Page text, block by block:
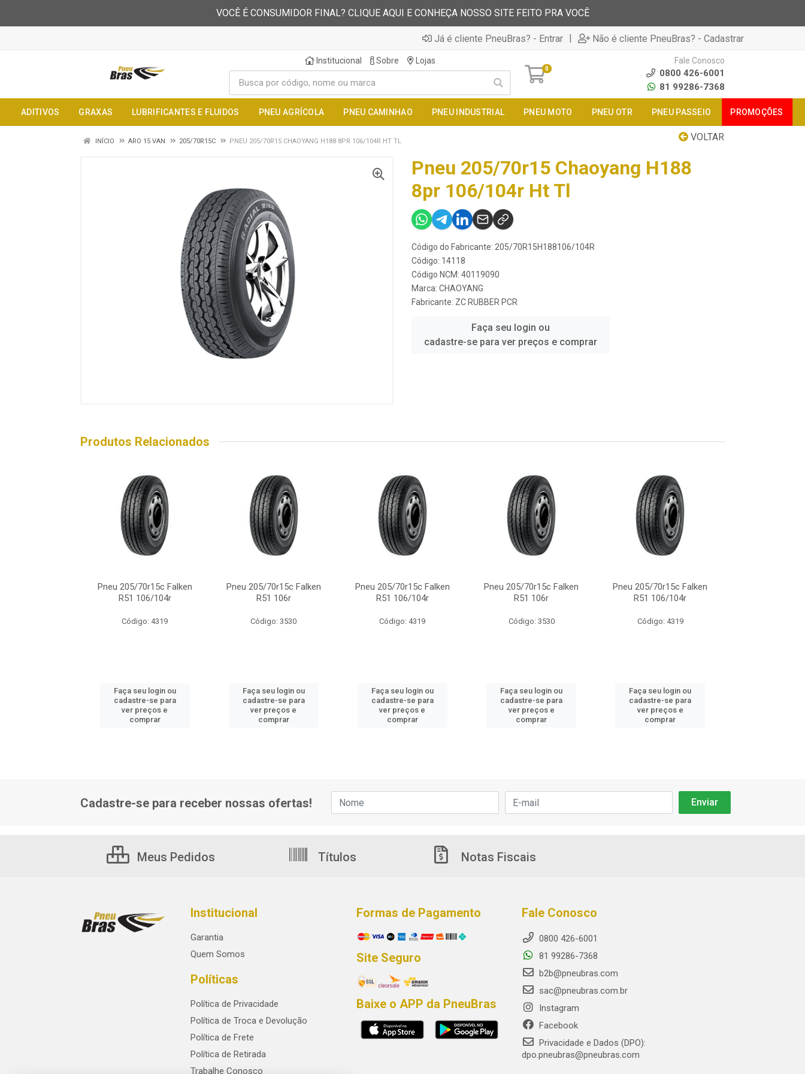
VOCÊ É CONSUMIDOR FINAL? CLIQUE AQUI E CONHEÇA NOSSO SITE FEITO PRA VOCÊ
Já é cliente PneuBras? - Entrar | Não é cliente PneuBras? - Cadastrar
Institucional Sobre Lojas
0
Fale Conosco
0800 426-6001
81 99286-7368
ADITIVOS GRAXAS LUBRIFICANTES E FLUIDOS PNEU AGRÍCOLA PNEU CAMINHAO PNEU INDUSTRIAL PNEU MOTO PNEU OTR PNEU PASSEIO PROMOÇÕES
VOLTAR
INÍCIO ARO 15 VAN 205/70R15C PNEU 205/70R15 CHAOYANG H188 8PR 106/104R HT TL
Pneu 205/70r15 Chaoyang H188
8pr 106/104r Ht Tl
Código do Fabricante: 205/70R15H188106/104R
Código: 14118
Código NCM: 40119090
Marca: CHAOYANG
Fabricante: ZC RUBBER PCR
Faça seu login ou
cadastre-se para ver preços e comprar
Produtos Relacionados
Pneu 205/70r15c Falken
R51 106/104r
Código: 4319
Faça seu login ou
cadastre-se para
ver preços e
comprar
Pneu 205/70r15c Falken
R51 106r
Código: 3530
Faça seu login ou
cadastre-se para
ver preços e
comprar
Pneu 205/70r15c Falken
R51 106/104r
Código: 4319
Faça seu login ou
cadastre-se para
ver preços e
comprar
Pneu 205/70r15c Falken
R51 106r
Código: 3530
Faça seu login ou
cadastre-se para
ver preços e
comprar
Pneu 205/70r15c Falken
R51 106/104r
Código: 4319
Faça seu login ou
cadastre-se para
ver preços e
comprar
Cadastre-se para receber nossas ofertas!
Meus Pedidos Títulos Notas Fiscais
Institucional
Garantia
Quem Somos
Políticas
Política de Privacidade
Política de Troca e Devolução
Política de Frete
Política de Retirada
Trabalhe Conosco
Formas de Pagamento
Site Seguro
Baixe o APP da PneuBras
Fale Conosco
0800 426-6001
81 99286-7368
b2b@pneubras.com
sac@pneubras.com.br
Instagram
Facebook
Privacidade e Dados (DPO):
dpo.pneubras@pneubras.com